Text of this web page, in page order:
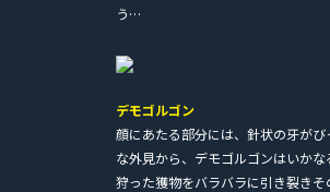
う…
デモゴルゴン
顔にあたる部分には、針状の牙が
な外見から、デモゴルゴンはいか
狩った獲物をバラバラに引き裂き